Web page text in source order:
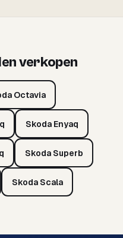
verkopen
Octavia
Skoda Enyaq
Skoda Superb
Skoda Scala